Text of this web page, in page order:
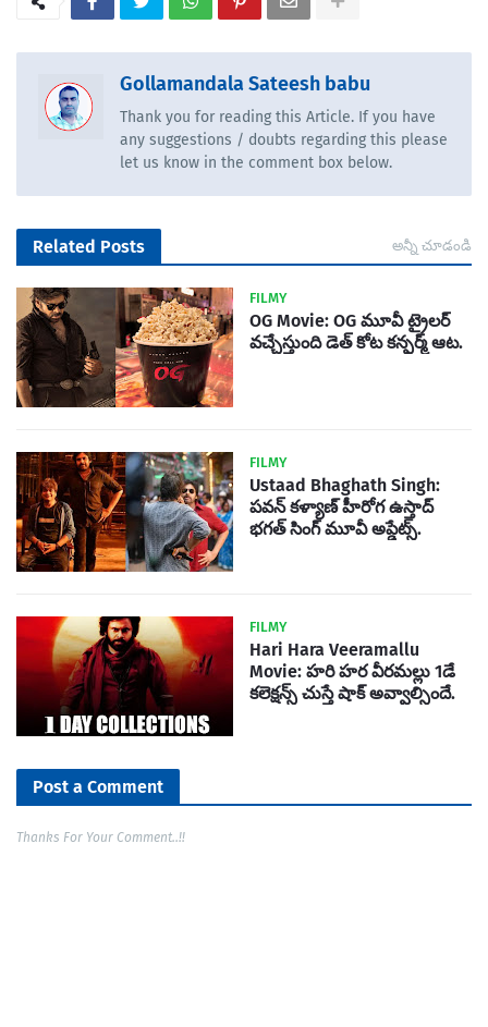
Gollamandala Sateesh babu
Thank you for reading this Article. If you have
any suggestions / doubts regarding this please
let us know in the comment box below.
Related Posts అన్నీ చూడండి
FILMY
OG Movie: OG మూవీ ట్రైలర్
వచ్చేస్తుంది డెత్ కోట కన్ఫర్మ్ ఆట.
FILMY
Ustaad Bhaghath Singh:
పవన్ కళ్యాణ్ హీరోగ ఉస్తాద్
భగత్ సింగ్ మూవీ అప్డేట్స్.
FILMY
Hari Hara Veeramallu
Movie: హరి హర వీరమల్లు 1డే
కలెక్షన్స్ చుస్తే షాక్ అవ్వాల్సిందే.
Post a Comment
Thanks For Your Comment..!!